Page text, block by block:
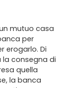
mutuo casa
per
erogarlo. Di
consegna di
quella
la banca